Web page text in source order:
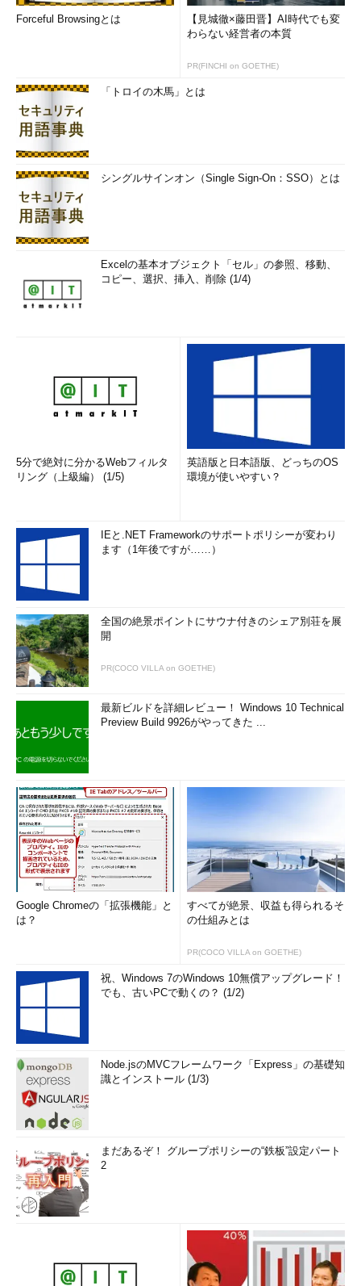
Forceful Browsingとは
【見城徹×藤田晋】AI時代でも変
わらない経営者の本質
PR(FINCHI on GOETHE)
「トロイの木馬」とは
シングルサインオン（Single Sign-On：SSO）とは
Excelの基本オブジェクト「セル」の参照、移動、
コピー、選択、挿入、削除 (1/4)
5分で絶対に分かるWebフィルタ
リング（上級編） (1/5)
英語版と日本語版、どっちのOS
環境が使いやすい？
IEと.NET Frameworkのサポートポリシーが変わり
ます（1年後ですが……）
全国の絶景ポイントにサウナ付きのシェア別荘を展
開
PR(COCO VILLA on GOETHE)
最新ビルドを詳細レビュー！ Windows 10 Technical
Preview Build 9926がやってきた ...
Google Chromeの「拡張機能」と
は？
すべてが絶景、収益も得られるそ
の仕組みとは
PR(COCO VILLA on GOETHE)
祝、Windows 7のWindows 10無償アップグレード！
でも、古いPCで動くの？ (1/2)
Node.jsのMVCフレームワーク「Express」の基礎知
識とインストール (1/3)
まだあるぞ！ グループポリシーの“鉄板”設定パート
2